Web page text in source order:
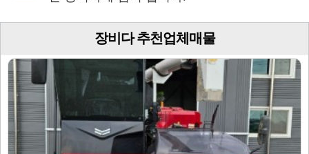
장비다 추천업체매물